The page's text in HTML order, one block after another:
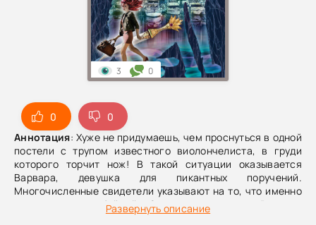
0
0
Аннотация: Хуже не придумаешь, чем проснуться в одной
постели с трупом известного виолончелиста, в груди
которого торчит нож! В такой ситуации оказывается
Варвара, девушка для пикантных поручений.
Многочисленные свидетели указывают на то, что именно
она является убийцей. Загнанная в угол, Варвара
пытается доказать свою невиновность и обнаруживает,
Развернуть описание
3 0